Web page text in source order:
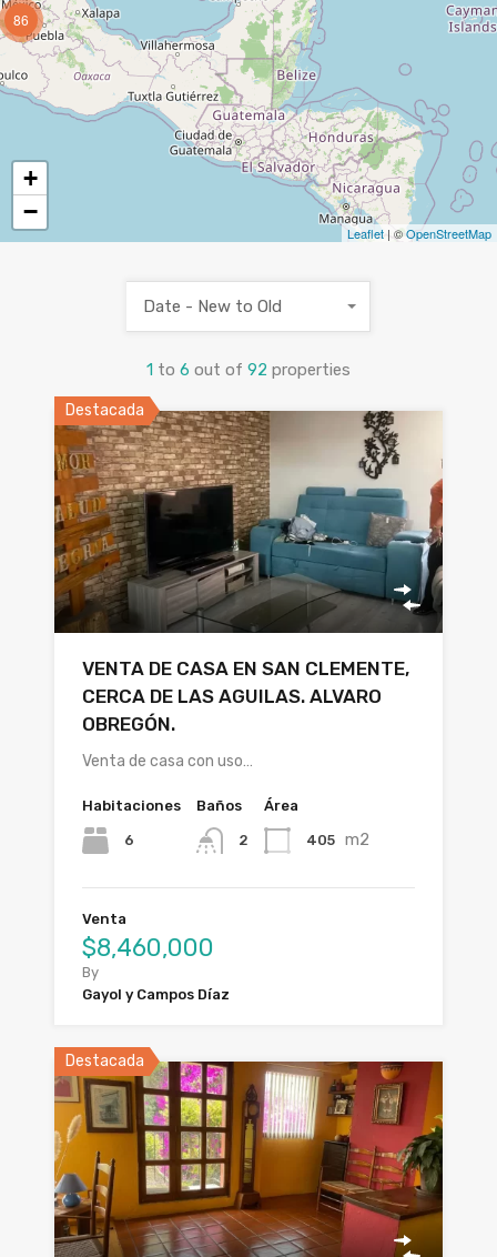
86
+
−
Leaflet | ©OpenStreetMap
1 to 6 out of 92 properties
Date - New to Old
Destacada
VENTA DE CASA EN SAN CLEMENTE,
CERCA DE LAS AGUILAS. ALVARO
OBREGÓN.
Venta de casa con uso…
Habitaciones
6
Baños
2
Área
405 m2
Venta
$8,460,000
By
Gayol y Campos Díaz
Destacada